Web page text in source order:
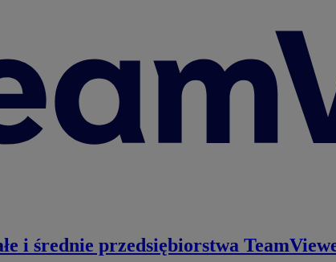
i średnie przedsiębiorstwa